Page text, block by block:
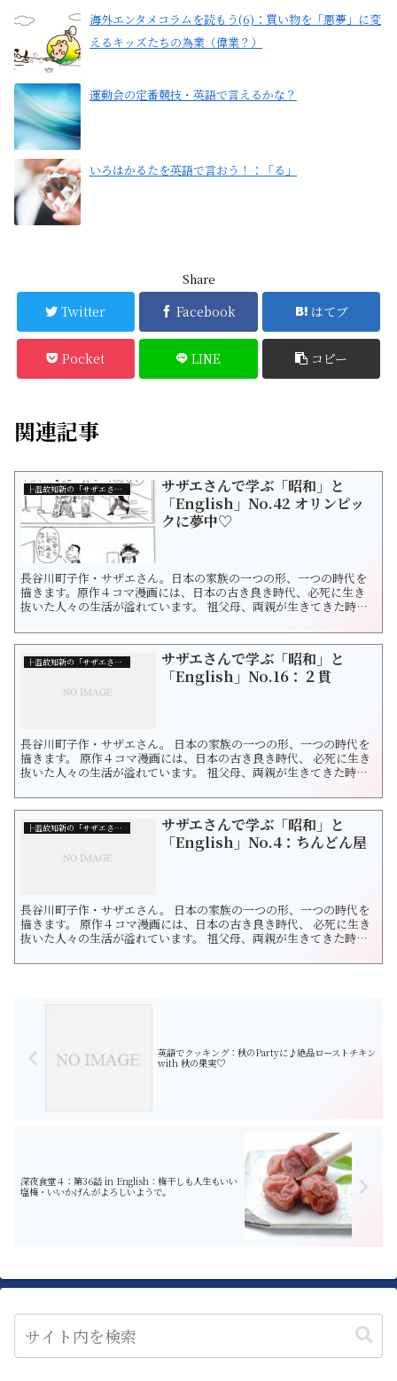
海外エンタメコラムを読もう(6)：買い物を「悪夢」に変
えるキッズたちの為業（偉業？）
運動会の定番競技・英語で言えるかな？
いろはかるたを英語で言おう！：「る」
Share
Twitter Facebook はてブ
Pocket LINE コピー
関連記事
├温故知新の「サザエさん」
サザエさんで学ぶ「昭和」と
「English」No.42 オリンピッ
クに夢中♡
長谷川町子作・サザエさん。日本の家族の一つの形、一つの時代を
描きます。原作４コマ漫画には、日本の古き良き時代、必死に生き
抜いた人々の生活が溢れています。 祖父母、両親が生きてきた時代
画を通じて和洋を探求します。一緒に日本の「昭和」と「英語表
現」を学びましょう。
├温故知新の「サザエさん」
サザエさんで学ぶ「昭和」と
「English」No.16：２貫
長谷川町子作・サザエさん。 日本の家族の一つの形、一つの時代を
描きます。 原作４コマ漫画には、日本の古き良き時代、 必死に生き
抜いた人々の生活が溢れています。 祖父母、両親が生きてきた時代
画を通じて和洋を探求します。 今回は、昔の単位「貫」です。
「貫」は、明治時代にあらためて制定された単位で 1貫＝1000匁
(も...
├温故知新の「サザエさん」
サザエさんで学ぶ「昭和」と
「English」No.4：ちんどん屋
長谷川町子作・サザエさん。 日本の家族の一つの形、一つの時代を
描きます。 原作４コマ漫画には、日本の古き良き時代、 必死に生き
抜いた人々の生活が溢れています。 祖父母、両親が生きてきた時代
画を通じて和洋を探求します。 日本の「昭和」と「英語表現」を学
英語でクッキング：秋のPartyに♪絶品ローストチキン
with 秋の果実♡
深夜食堂４：第36話 in English：梅干しも人生もいい
塩梅・いいかげんがよろしいようで。